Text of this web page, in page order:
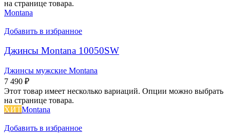
на странице товара.
Montana
Добавить в избранное
Джинсы Montana 10050SW
Джинсы мужские Montana
7 490 ₽
Этот товар имеет несколько вариаций. Опции можно выбрать
на странице товара.
ХИТMontana
Добавить в избранное